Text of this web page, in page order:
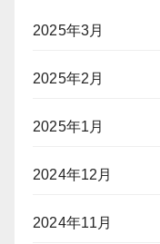
2025年3月
2025年2月
2025年1月
2024年12月
2024年11月